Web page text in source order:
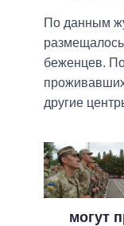
По данным
беженцев.
другие
могут